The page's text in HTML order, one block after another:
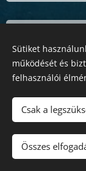
Sütiket
működését és
felhasználói
Csak a
Összes